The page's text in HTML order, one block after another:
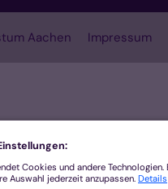
Aachen Impressum